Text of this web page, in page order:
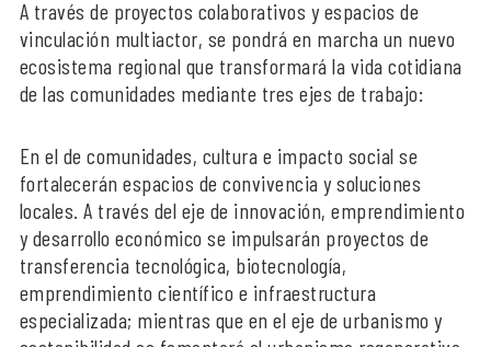
A través de proyectos colaborativos y espacios de
vinculación multiactor, se pondrá en marcha un nuevo
ecosistema regional que transformará la vida cotidiana
de las comunidades mediante tres ejes de trabajo:
En el de comunidades, cultura e impacto social se
fortalecerán espacios de convivencia y soluciones
locales. A través del eje de innovación, emprendimiento
y desarrollo económico se impulsarán proyectos de
transferencia tecnológica, biotecnología,
emprendimiento científico e infraestructura
especializada; mientras que en el eje de urbanismo y